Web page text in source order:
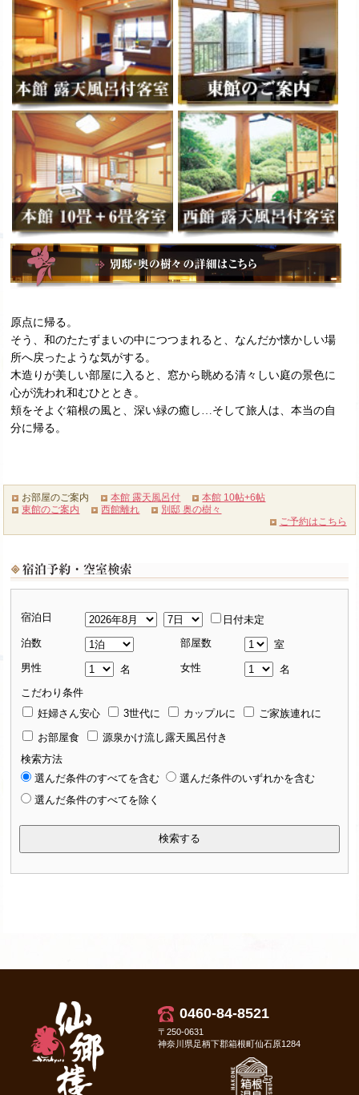
原点に帰る。
そう、和のたたずまいの中につつまれると、なんだか懐かしい場
所へ戻ったような気がする。
木造りが美しい部屋に入ると、窓から眺める清々しい庭の景色に
心が洗われ和むひととき。
頬をそよぐ箱根の風と、深い緑の癒し…そして旅人は、本当の自
分に帰る。
お部屋のご案内 本館 露天風呂付
本館 10帖+6帖
東館のご案内
西館離れ
別邸 奥の樹々
ご予約はこちら
宿泊日
日付未定
泊数
部屋数
室
男性
名 女性
名
こだわり条件
妊婦さん安心
3世代に カップルに
ご家族連れに
お部屋食
源泉かけ流し露天風呂付き
検索方法
選んだ条件のすべてを含む
選んだ条件のいずれかを含む
選んだ条件のすべてを除く
検索する
0460-84-8521
〒250-0631
神奈川県足柄下郡箱根町仙石原1284